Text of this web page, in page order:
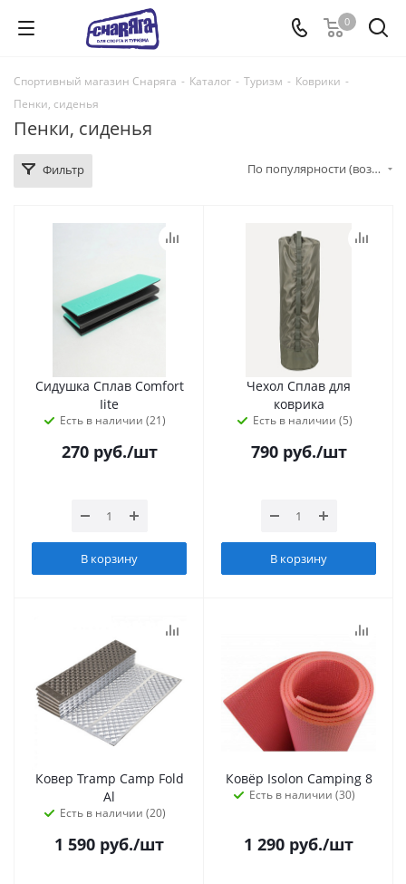
0
Спортивный магазин Снаряга - Каталог - Туризм - Коврики -
Пенки, сиденья
Пенки, сиденья
Фильтр По популярности (возрастание)
Сидушка Сплав Comfort
Iite
Есть в наличии (21)
270руб./шт
В корзину
Чехол Сплав для
коврика
Есть в наличии (5)
790руб./шт
В корзину
Ковер Tramp Camp Fold
Al
Есть в наличии (20)
1 590 руб./шт
Ковёр Isolon Camping 8
Есть в наличии (30)
1 290 руб./шт